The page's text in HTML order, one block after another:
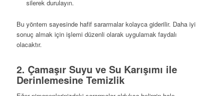
silerek durulayın.
Bu yöntem sayesinde hafif sararmalar kolayca giderilir. Daha iyi
sonuç almak için işlemi düzenli olarak uygulamak faydalı
olacaktır.
2. Çamaşır Suyu ve Su Karışımı ile
Derinlemesine Temizlik